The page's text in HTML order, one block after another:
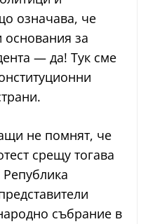
означава, че
за
— да! Тук сме
не помнят, че
срещу тогава
събрание в